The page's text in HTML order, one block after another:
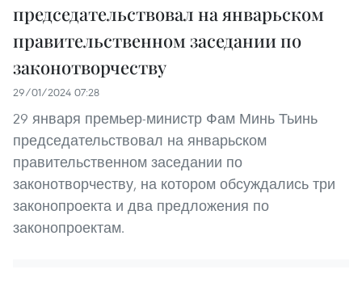
председательствовал на январьском
правительственном заседании по
законотворчеству
29/01/2024 07:28
29 января премьер-министр Фам Минь Тьинь
председательствовал на январьском
правительственном заседании по
законотворчеству, на котором обсуждались три
законопроекта и два предложения по
законопроектам.